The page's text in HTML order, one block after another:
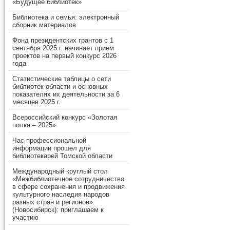
«Будущее библиотек»
Библиотека и семья: электронный
сборник материалов
Фонд президентских грантов с 1
сентября 2025 г. начинает прием
проектов на первый конкурс 2026
года
Статистические таблицы о сети
библиотек области и основных
показателях их деятельности за 6
месяцев 2025 г.
Всероссийский конкурс «Золотая
полка – 2025»
Час профессиональной
информации прошел для
библиотекарей Томской области
Международный круглый стол
«Межбиблиотечное сотрудничество
в сфере сохранения и продвижения
культурного наследия народов
разных стран и регионов»
(Новосибирск): приглашаем к
участию